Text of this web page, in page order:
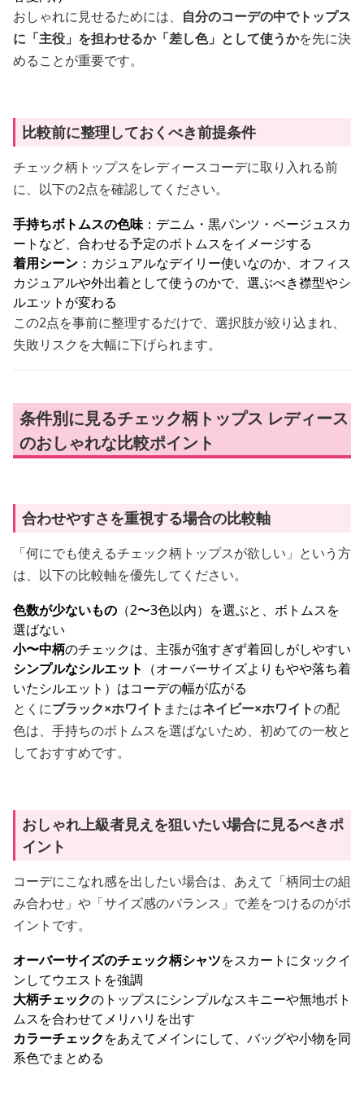
おしゃれに見せるためには、 自分のコーデの中でトップス
に「主役」を担わせるか「差し色」として使うかを先に決
めることが重要です。
比較前に整理しておくべき前提条件
チェック柄トップスをレディースコーデに取り入れる前
に、以下の2点を確認してください。
手持ちボトムスの色味：デニム・黒パンツ・ベージュスカ
ートなど、合わせる予定のボトムスをイメージする
着用シーン ：カジュアルなデイリー使いなのか、オフィス
カジュアルや外出着として使うのかで、選ぶべき襟型やシ
ルエットが変わる
この2点を事前に整理するだけで、選択肢が絞り込まれ、
失敗リスクを大幅に下げられます。
条件別に見るチェック柄トップス レディース
のおしゃれな比較ポイント
合わせやすさを重視する場合の比較軸
「何にでも使えるチェック柄トップスが欲しい」という方
は、以下の比較軸を優先してください。
色数が少ないもの （2〜3色以内）を選ぶと、ボトムスを
選ばない
小〜中柄のチェックは、主張が強すぎず着回しがしやすい
シンプルなシルエット （オーバーサイズよりもやや落ち着
いたシルエット）はコーデの幅が広がる
とくにブラック×ホワイト またはネイビー×ホワイトの配
色は、手持ちのボトムスを選ばないため、初めての一枚と
しておすすめです。
おしゃれ上級者見えを狙いたい場合に見るべきポ
イント
コーデにこなれ感を出したい場合は、あえて「柄同士の組
み合わせ」や「サイズ感のバランス」で差をつけるのがポ
イントです。
オーバーサイズのチェック柄シャツをスカートにタックイ
ンしてウエストを強調
大柄チェックのトップスにシンプルなスキニーや無地ボト
ムスを合わせてメリハリを出す
カラーチェックをあえてメインにして、バッグや小物を同
系色でまとめる